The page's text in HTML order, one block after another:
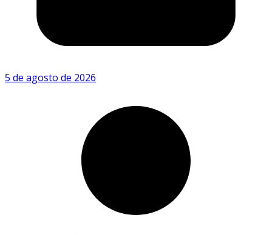
5 de agosto de 2026